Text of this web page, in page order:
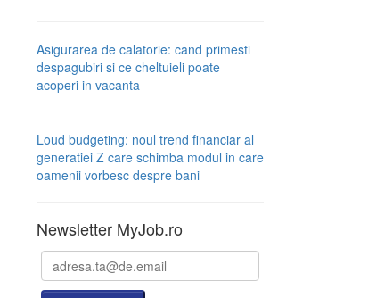
Asigurarea de calatorie: cand primesti
despagubiri si ce cheltuieli poate
acoperi in vacanta
Loud budgeting: noul trend financiar al
generatiei Z care schimba modul in care
oamenii vorbesc despre bani
Newsletter MyJob.ro